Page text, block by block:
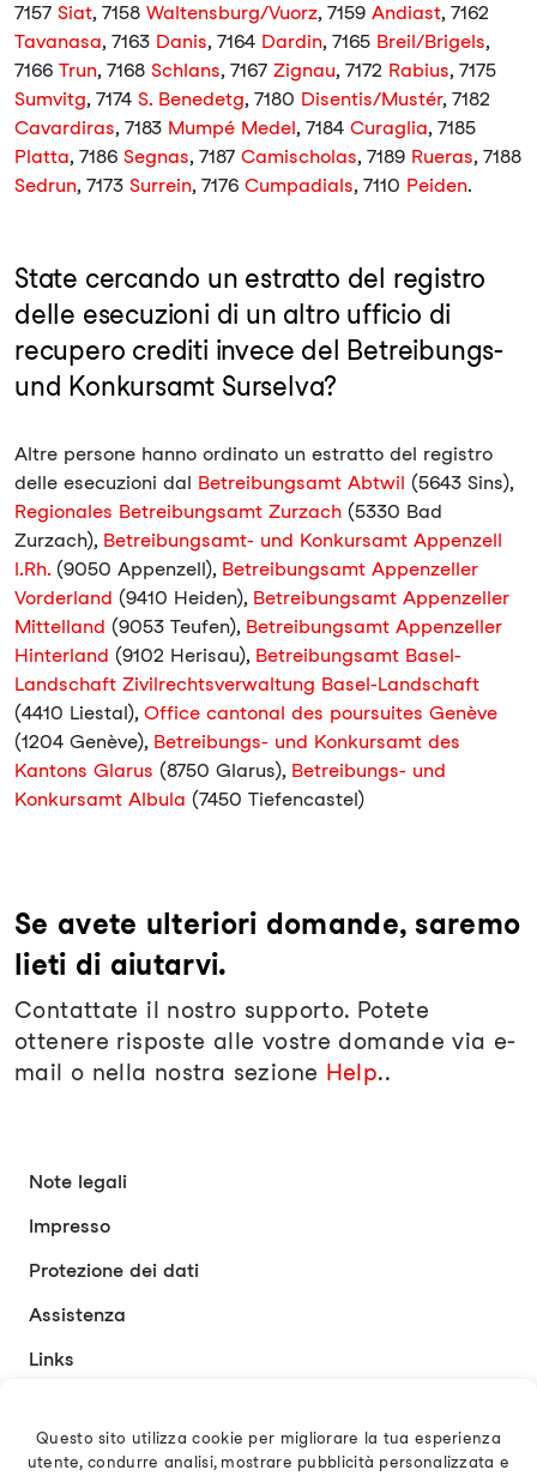
7157 Siat, 7158 Waltensburg/Vuorz, 7159 Andiast, 7162
Tavanasa, 7163 Danis, 7164 Dardin, 7165 Breil/Brigels,
7166 Trun, 7168 Schlans, 7167 Zignau, 7172 Rabius, 7175
Sumvitg, 7174 S. Benedetg, 7180 Disentis/Mustér, 7182
Cavardiras, 7183 Mumpé Medel, 7184 Curaglia, 7185
Platta, 7186 Segnas, 7187 Camischolas, 7189 Rueras, 7188
Sedrun, 7173 Surrein, 7176 Cumpadials, 7110 Peiden.
State cercando un estratto del registro
delle esecuzioni di un altro ufficio di
recupero crediti invece del Betreibungs-
und Konkursamt Surselva?
Altre persone hanno ordinato un estratto del registro
delle esecuzioni dal Betreibungsamt Abtwil (5643 Sins),
Regionales Betreibungsamt Zurzach (5330 Bad
Zurzach), Betreibungsamt- und Konkursamt Appenzell
I.Rh. (9050 Appenzell), Betreibungsamt Appenzeller
Vorderland (9410 Heiden), Betreibungsamt Appenzeller
Mittelland (9053 Teufen), Betreibungsamt Appenzeller
Hinterland (9102 Herisau), Betreibungsamt Basel-
Landschaft Zivilrechtsverwaltung Basel-Landschaft
(4410 Liestal), Office cantonal des poursuites Genève
(1204 Genève), Betreibungs- und Konkursamt des
Kantons Glarus (8750 Glarus), Betreibungs- und
Konkursamt Albula (7450 Tiefencastel)
Se avete ulteriori domande, saremo
lieti di aiutarvi.
Contattate il nostro supporto. Potete
ottenere risposte alle vostre domande via e-
mail o nella nostra sezione Help..
Note legali
Impresso
Protezione dei dati
Assistenza
Links
Questo sito utilizza cookie per migliorare la tua esperienza
utente, condurre analisi, mostrare pubblicità personalizzata e